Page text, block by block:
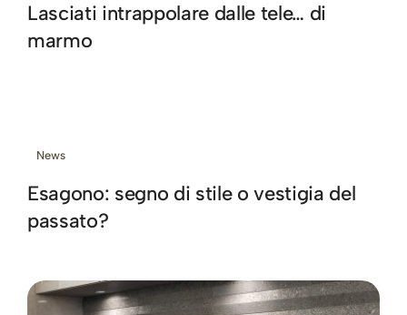
Lasciati intrappolare dalle tele… di
marmo
News
Esagono: segno di stile o vestigia del
passato?